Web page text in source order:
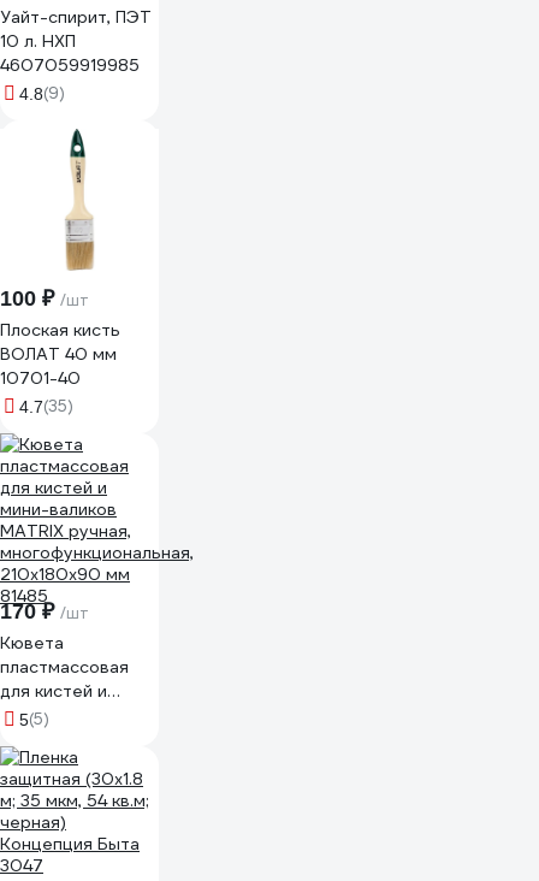
Уайт-спирит, ПЭТ
10 л. НХП
4607059919985
4.8(9)
100 ₽ /шт
Плоская кисть
ВОЛАТ 40 мм
10701-40
4.7(35)
170 ₽ /шт
Кювета
пластмассовая
для кистей и
мини-валиков
многофункциональная,
210x180x90 мм
81485
5(5)